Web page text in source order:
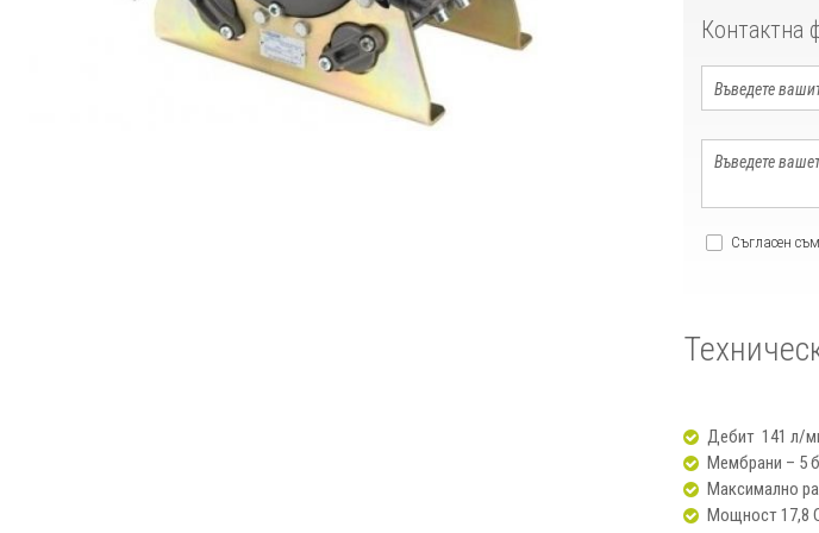
Контактна
Съгласен
Дебит 141 л/
Мембрани – 5
Максимално
Мощност 17,8